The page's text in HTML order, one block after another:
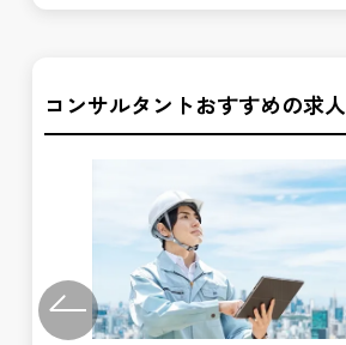
コンサルタントおすすめの求人
Previous